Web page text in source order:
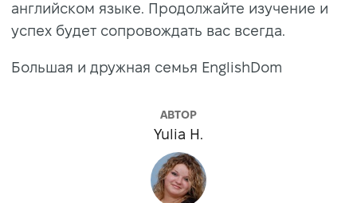
английском языке. Продолжайте изучение и
успех будет сопровождать вас всегда.
Большая и дружная семья EnglishDom
АВТОР
Yulia H.